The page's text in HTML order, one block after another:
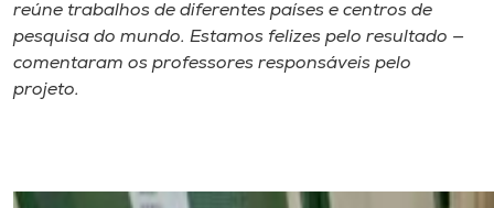
reúne trabalhos de diferentes países e centros de
pesquisa do mundo. Estamos felizes pelo resultado —
comentaram os professores responsáveis pelo
projeto.